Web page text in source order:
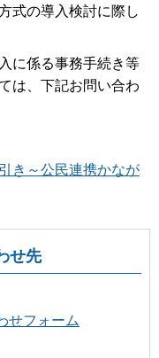
式の導入検討に際し
に係る事務手続き等
は、下記お問い合わ
き～公民連携かなが
せ先
せフォーム